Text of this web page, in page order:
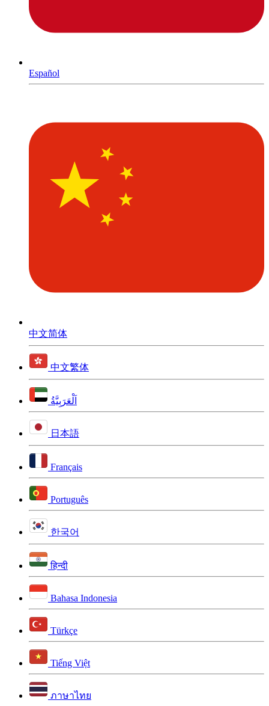
Español
中文简体
中文繁体
اَلْعَرَبِيَّةُ
日本語
Français
Português
한국어
हिन्दी
Bahasa Indonesia
Türkçe
Tiếng Việt
ภาษาไทย